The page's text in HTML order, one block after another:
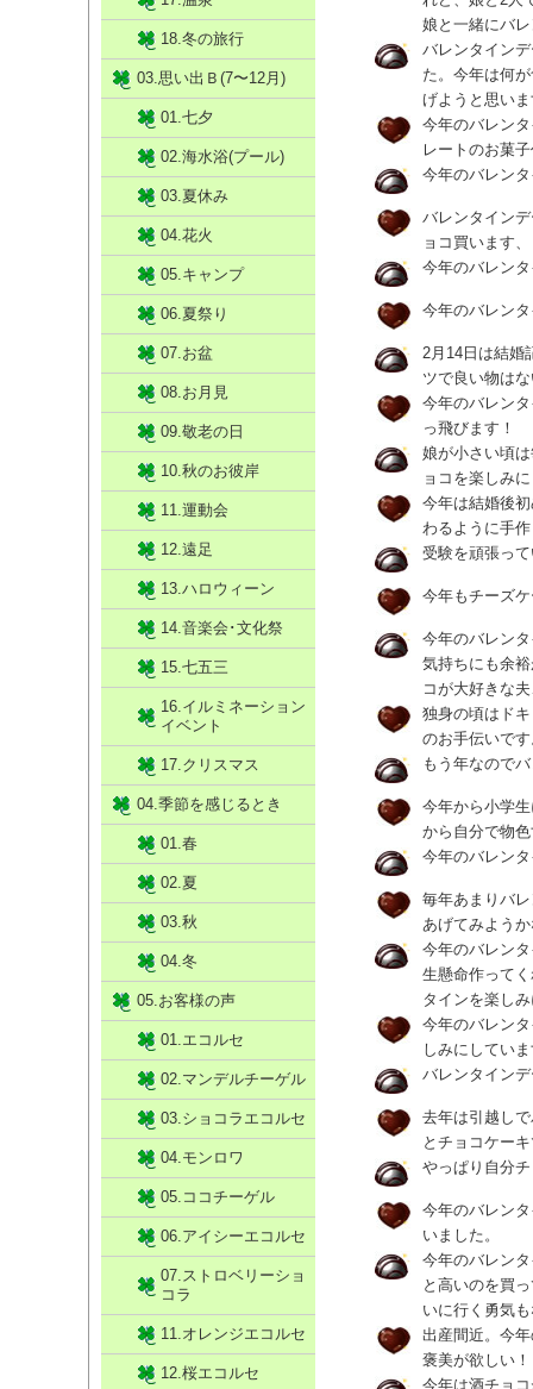
娘と一緒にバ
バレンタイン
た。今年は何
げようと思い
今年のバレン
レートのお菓
今年のバレン
バレンタイン
ョコ買います、
今年のバレン
今年のバレン
2月14日は結婚
ツで良い物は
今年のバレン
っ飛びます！
娘が小さい頃
ョコを楽しみ
今年は結婚後
わるように手
受験を頑張っ
今年もチーズ
今年のバレン
気持ちにも余
コが大好きな
独身の頃はド
のお手伝いで
もう年なので
今年から小学
から自分で物
今年のバレン
毎年あまりバ
あげてみよう
今年のバレン
生懸命作って
タインを楽し
今年のバレン
しみにしてい
バレンタイン
去年は引越し
とチョコケー
やっぱり自分
今年のバレン
いました。
今年のバレン
と高いのを買
いに行く勇気
出産間近。今
褒美が欲しい！
今年は酒チョ
18.冬の旅行
03.思い出Ｂ(7〜12月)
01.七夕
02.海水浴(プール)
03.夏休み
04.花火
05.キャンプ
06.夏祭り
07.お盆
08.お月見
09.敬老の日
10.秋のお彼岸
11.運動会
12.遠足
13.ハロウィーン
14.音楽会･文化祭
15.七五三
16.イルミネーション
イベント
17.クリスマス
04.季節を感じるとき
01.春
02.夏
03.秋
04.冬
05.お客様の声
01.エコルセ
02.マンデルチーゲル
03.ショコラエコルセ
04.モンロワ
05.ココチーゲル
06.アイシーエコルセ
07.ストロベリーショ
コラ
11.オレンジエコルセ
12.桜エコルセ